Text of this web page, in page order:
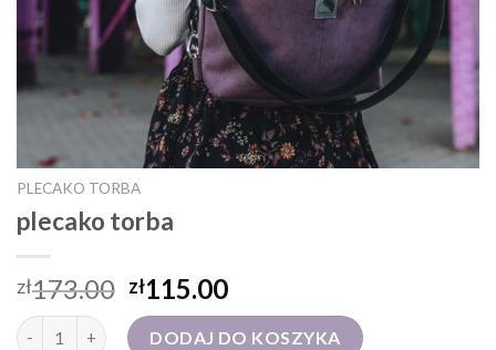
PLECAKO TORBA
plecako torba
zł173.00 zł115.00
ilość plecako torba DODAJ DO KOSZYKA